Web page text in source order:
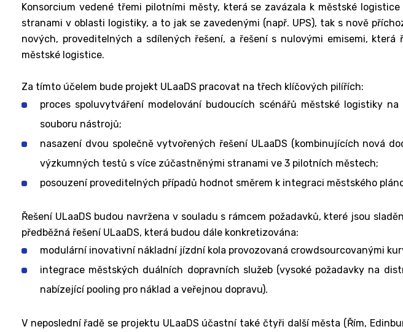
Konsorcium vedené třemi pilotními městy, která se zavázala k městské
stranami v oblasti logistiky, a to jak se zavedenými (např. UPS), tak s nově
nových, proveditelných a sdílených řešení, a řešení s nulovými emisemi,
městské logistice.
Za tímto účelem bude projekt ULaaDS pracovat na třech klíčových pilířích:
proces spoluvytváření modelování budoucích scénářů městské logistiky
souboru nástrojů;
nasazení dvou společně vytvořených řešení ULaaDS (kombinujících nová
výzkumných testů s více zúčastněnými stranami ve 3 pilotních městech;
posouzení proveditelných případů hodnot směrem k integraci městského
Řešení ULaaDS budou navržena v souladu s rámcem požadavků, které jsou
předběžná řešení ULaaDS, která budou dále konkretizována:
modulární inovativní nákladní jízdní kola provozovaná crowdsourcovanými
integrace městských duálních dopravních služeb (vysoké požadavky na
nabízející pooling pro náklad a veřejnou dopravu).
V neposlední řadě se projektu ULaaDS účastní také čtyři další města (Řím,